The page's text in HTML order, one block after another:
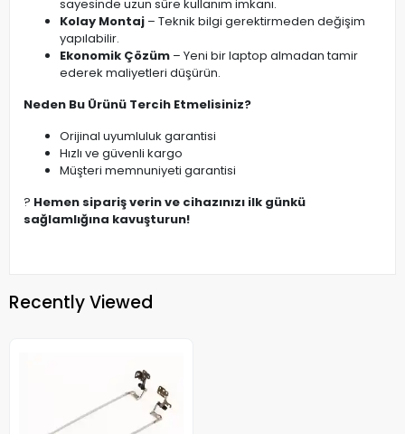
sayesinde uzun süre kullanım imkanı.
Kolay Montaj – Teknik bilgi gerektirmeden değişim
yapılabilir.
Ekonomik Çözüm – Yeni bir laptop almadan tamir
ederek maliyetleri düşürün.
Neden Bu Ürünü Tercih Etmelisiniz?
Orijinal uyumluluk garantisi
Hızlı ve güvenli kargo
Müşteri memnuniyeti garantisi
? Hemen sipariş verin ve cihazınızı ilk günkü
sağlamlığına kavuşturun!
Recently Viewed